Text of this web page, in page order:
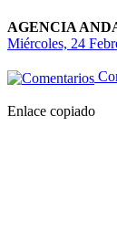
AGENCIA
Miércoles, 24
Enlace copiado